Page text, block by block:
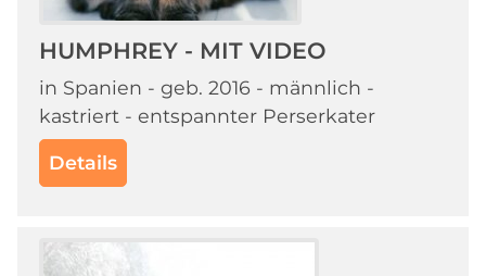
HUMPHREY - MIT VIDEO
in Spanien - geb. 2016 - männlich -
kastriert - entspannter Perserkater
Details